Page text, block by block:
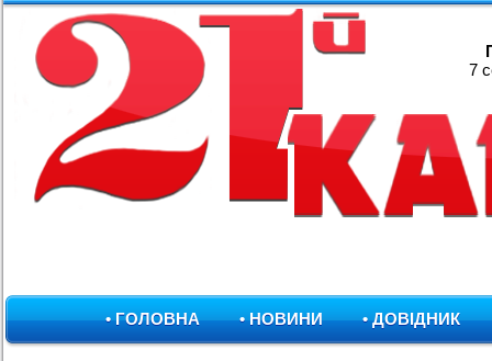
7
• ГОЛОВНА • НОВИНИ • ДОВІДНИК